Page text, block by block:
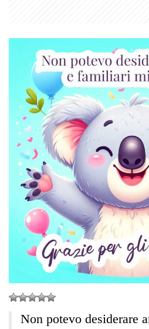
Non potevo desiderare